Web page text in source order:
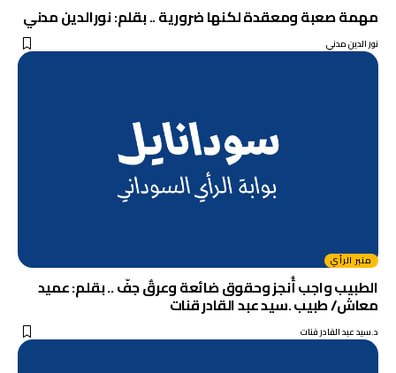
مهمة صعبة ومعقدة لكنها ضرورية .. بقلم: نورالدين مدني
نور الدين مدني
منبر الرأي
الطبيب واجب أُنجز وحقوق ضائعة وعرقٌ جفّ .. بقلم: عميد
معاش/ طبيب .سيد عبد القادر قنات
د.سيد عبد القادر قنات